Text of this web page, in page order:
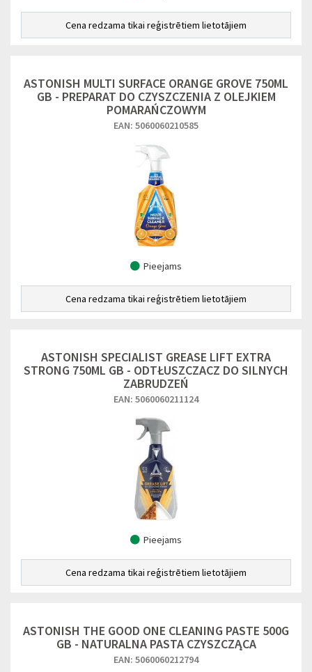
Cena redzama tikai reģistrētiem lietotājiem
ASTONISH MULTI SURFACE ORANGE GROVE 750ML
GB - PREPARAT DO CZYSZCZENIA Z OLEJKIEM
POMARAŃCZOWYM
EAN: 5060060210585
Pieejams
Cena redzama tikai reģistrētiem lietotājiem
ASTONISH SPECIALIST GREASE LIFT EXTRA
STRONG 750ML GB - ODTŁUSZCZACZ DO SILNYCH
ZABRUDZEŃ
EAN: 5060060211124
Pieejams
Cena redzama tikai reģistrētiem lietotājiem
ASTONISH THE GOOD ONE CLEANING PASTE 500G
GB - NATURALNA PASTA CZYSZCZĄCA
EAN: 5060060212794